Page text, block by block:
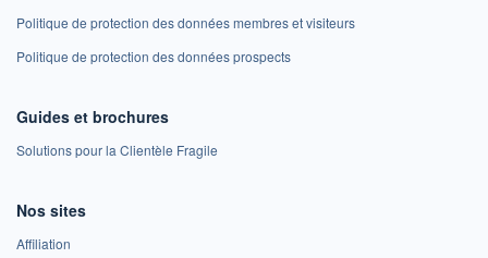
Politique de protection des données membres et visiteurs
Politique de protection des données prospects
Guides et brochures
Solutions pour la Clientèle Fragile
Nos sites
Affiliation